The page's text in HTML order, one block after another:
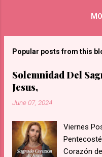
apartado
referencia
Iglesia
visto la
los
Popular posts from this
Solemnidad Del
Jesus,
June 07, 2024
Viernes
Corazón